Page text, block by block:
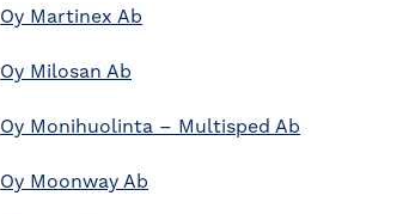
Oy Martinex Ab
Oy Milosan Ab
Oy Monihuolinta – Multisped Ab
Oy Moonway Ab